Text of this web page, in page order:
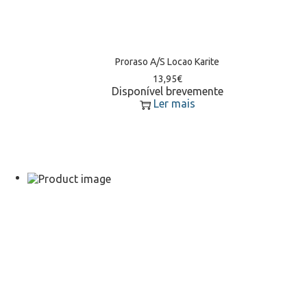
Proraso A/S Locao Karite
13,95€
Disponível brevemente
Ler mais